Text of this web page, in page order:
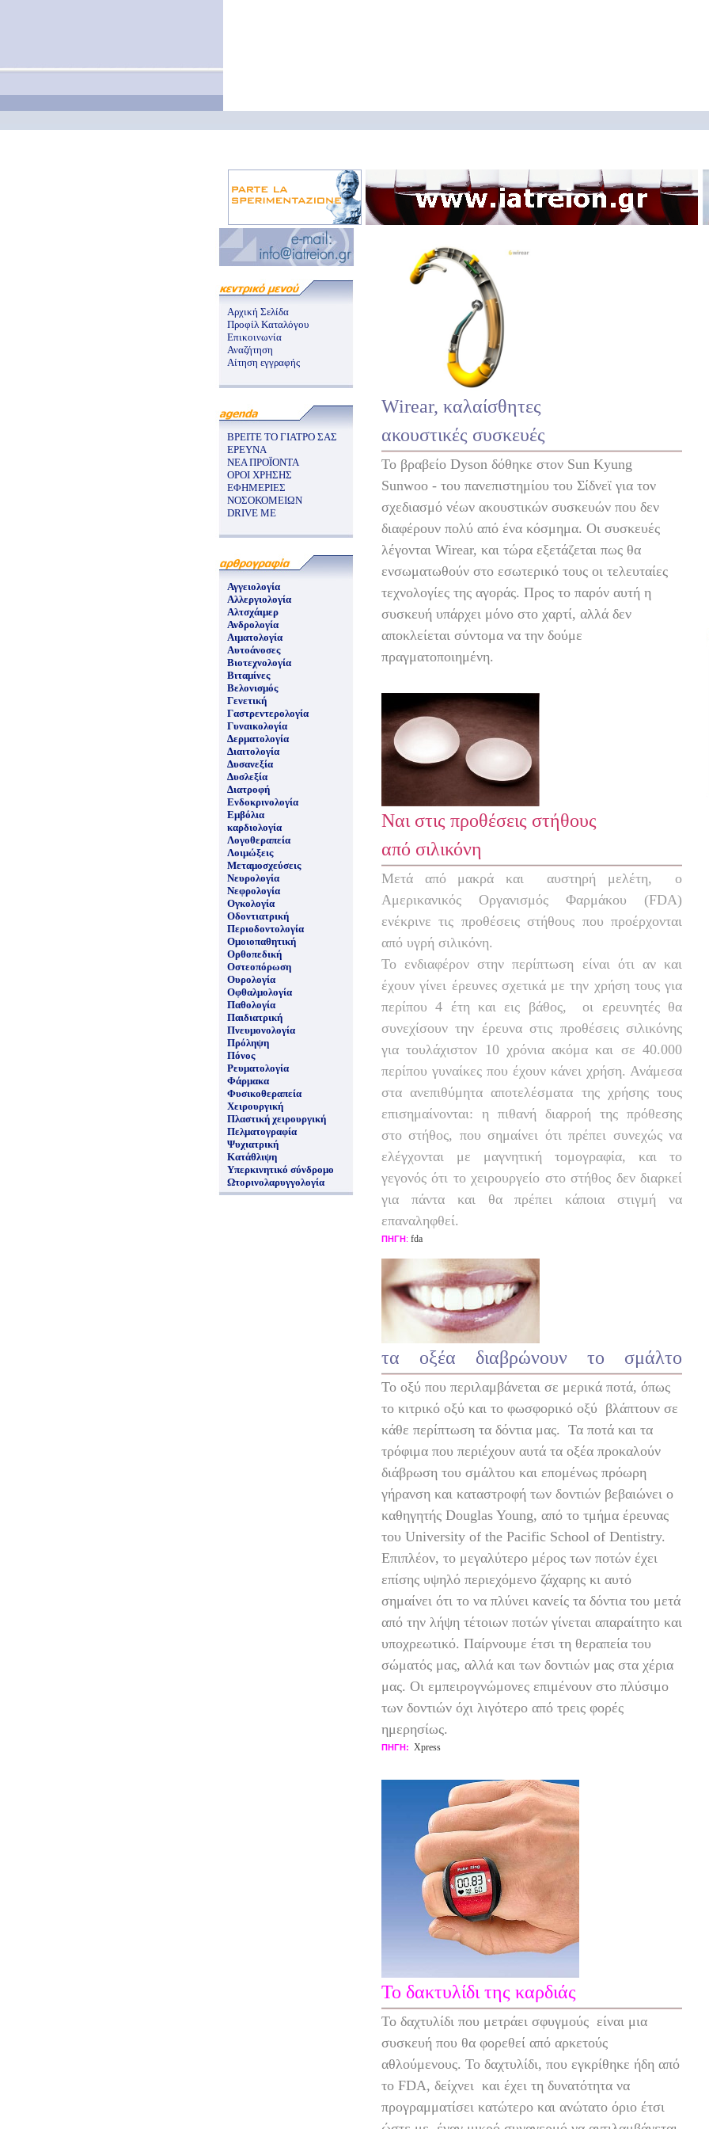
Αρχική Σελίδα
Προφίλ Καταλόγου
Επικοινωνία
Αναζήτηση
Αίτηση εγγραφής
ΒΡΕΙΤΕ ΤΟ ΓΙΑΤΡΟ ΣΑΣ
ΕΡΕΥΝΑ
ΝΕΑ ΠΡΟΪΟΝΤΑ
ΟΡΟΙ ΧΡΗΣΗΣ
ΕΦΗΜΕΡΙΕΣ
ΝΟΣΟΚΟΜΕΙΩΝ
DRIVE ME
Αγγειολογία
Αλλεργιολογία
Αλτσχάιμερ
Ανδρολογία
Αιματολογία
Αυτοάνοσες
Βιοτεχνολογία
Βιταμίνες
Βελονισμός
Γενετική
Γαστρεντερολογία
Γυναικολογία
Δερματολογία
Διαιτολογία
Δυσανεξία
Δυσλεξία
Διατροφή
Ενδοκρινολογία
Εμβόλια
καρδιολογία
Λογοθεραπεία
Λοιμώξεις
Μεταμοσχεύσεις
Νευρολογία
Νεφρολογία
Ογκολογία
Οδοντιατρική
Περιοδοντολογία
Ομοιοπαθητική
Ορθοπεδική
Οστεοπόρωση
Ουρολογία
Οφθαλμολογία
Παθολογία
Παιδιατρική
Πνευμονολογία
Πρόληψη
Πόνος
Ρευματολογία
Φάρμακα
Φυσικοθεραπεία
Χειρουργική
Πλαστική χειρουργική
Πελματογραφία
Ψυχιατρική
Κατάθλιψη
Υπερκινητικό σύνδρομο
Ωτορινολαρυγγολογία
Wirear, καλαίσθητες
ακουστικές συσκευές
Το βραβείο Dyson δόθηκε στον Sun Kyung
Sunwoo - του πανεπιστημίου του Σίδνεϊ για τον
σχεδιασμό νέων ακουστικών συσκευών που δεν
διαφέρουν πολύ από ένα κόσμημα. Οι συσκευές
λέγονται Wirear, και τώρα εξετάζεται πως θα
ενσωματωθούν στο εσωτερικό τους οι τελευταίες
τεχνολογίες της αγοράς. Προς το παρόν αυτή η
συσκευή υπάρχει μόνο στο χαρτί, αλλά δεν
αποκλείεται σύντομα να την δούμε
πραγματοποιημένη.
Ναι στις προθέσεις στήθους
από σιλικόνη
Μετά από μακρά και αυστηρή μελέτη,
ο
Αμερικανικός Οργανισμός Φαρμάκου (FDA)
ενέκρινε τις προθέσεις στήθους που προέρχονται
από υγρή σιλικόνη.
Το ενδιαφέρον στην περίπτωση είναι ότι αν και
έχουν γίνει έρευνες σχετικά με την χρήση τους για
περίπου 4 έτη και εις βάθος,
οι ερευνητές θα
συνεχίσουν την έρευνα στις προθέσεις σιλικόνης
για τουλάχιστον 10 χρόνια ακόμα και σε 40.000
περίπου γυναίκες που έχουν κάνει χρήση. Ανάμεσα
στα ανεπιθύμητα αποτελέσματα της χρήσης τους
επισημαίνονται: η πιθανή διαρροή της πρόθεσης
στο στήθος, που σημαίνει ότι πρέπει συνεχώς να
ελέγχονται με μαγνητική τομογραφία, και το
γεγονός ότι το χειρουργείο στο στήθος δεν διαρκεί
για πάντα και θα πρέπει κάποια στιγμή να
επαναληφθεί.
ΠΗΓΗ: fda
τα οξέα διαβρώνουν το σμάλτο
Το οξύ που περιλαμβάνεται σε μερικά ποτά, όπως
το κιτρικό οξύ και το φωσφορικό οξύ βλάπτουν σε
κάθε περίπτωση τα δόντια μας. Τα ποτά και τα
τρόφιμα που περιέχουν αυτά τα οξέα προκαλούν
διάβρωση του σμάλτου και επομένως πρόωρη
γήρανση και καταστροφή των δοντιών βεβαιώνει ο
καθηγητής Douglas Young, από το τμήμα έρευνας
του University of the Pacific School of Dentistry.
Επιπλέον, το μεγαλύτερο μέρος των ποτών έχει
επίσης υψηλό περιεχόμενο ζάχαρης κι αυτό
σημαίνει ότι το να πλύνει κανείς τα δόντια του μετά
από την λήψη τέτοιων ποτών γίνεται απαραίτητο και
υποχρεωτικό. Παίρνουμε έτσι τη θεραπεία του
σώματός μας, αλλά και των δοντιών μας στα χέρια
μας. Οι εμπειρογνώμονες επιμένουν στο πλύσιμο
των δοντιών όχι λιγότερο από τρεις φορές
ημερησίως.
ΠΗΓΗ: Xpress
Το δακτυλίδι της καρδιάς
Το δαχτυλίδι που μετράει σφυγμούς είναι μια
συσκευή που θα φορεθεί από αρκετούς
αθλούμενους. Το δαχτυλίδι, που εγκρίθηκε ήδη από
το FDA, δείχνει και έχει τη δυνατότητα να
προγραμματίσει κατώτερο και ανώτατο όριο έτσι